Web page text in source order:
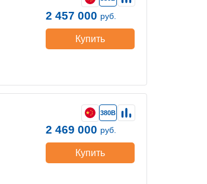
2 457 000 руб.
Купить
380В
2 469 000 руб.
Купить